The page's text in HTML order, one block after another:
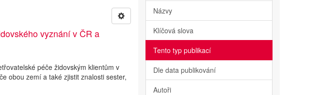
vyznání v ČR a
péče židovským klientům v
obou zemí a také zjistit znalosti sester,
Názvy
Klíčová slova
Tento typ publikací
Dle data publikování
Autoři